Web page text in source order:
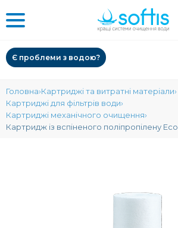
Є проблеми з водою?
Головна Картриджі та витратні матеріали
Картриджі для фільтрів води
Картриджі механічного очищення
Картридж із вспіненого поліпропілену